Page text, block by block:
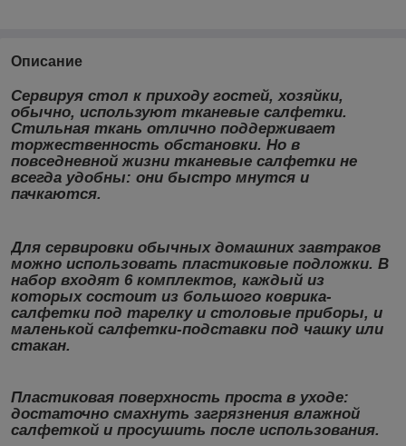
Описание
Сервируя стол к приходу гостей, хозяйки,
обычно, используют тканевые салфетки.
Стильная ткань отлично поддерживает
торжественность обстановки. Но в
повседневной жизни тканевые салфетки не
всегда удобны: они быстро мнутся и
пачкаются.
Для сервировки обычных домашних завтраков
можно использовать пластиковые подложки. В
набор входят 6 комплектов, каждый из
которых состоит из большого коврика-
салфетки под тарелку и столовые приборы, и
маленькой салфетки-подставки под чашку или
стакан.
Пластиковая поверхность проста в уходе:
достаточно смахнуть загрязнения влажной
салфеткой и просушить после использования.